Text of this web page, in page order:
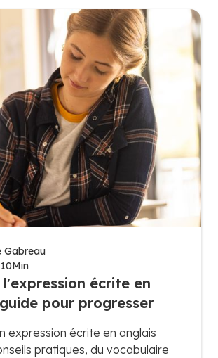
Gabreau
10Min
écrite en
pour progresser
expression écrite en anglais
pratiques, du vocabulaire